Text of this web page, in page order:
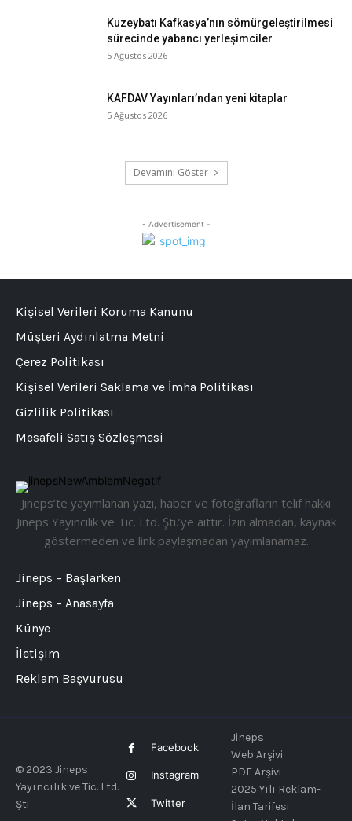
Kuzeybatı Kafkasya’nın sömürgeleştirilmesi
sürecinde yabancı yerleşimciler
5 Ağustos 2026
KAFDAV Yayınları’ndan yeni kitaplar
5 Ağustos 2026
Devamını Göster
- Advertisement -
Jineps’te yayımlanan yazı, haber ve fotoğrafların telif hakkı
Jineps Yayıncılık ve Tic. Ltd. Şti.’ye aittir. İzin almadan, kaynak
göstermeden ve link paylaşmadan yayımlanamaz.
Jineps – Başlarken
Jineps – Anasayfa
Künye
İletişim
Reklam Başvurusu
Kişisel Verileri Koruma Kanunu
Müşteri Aydınlatma Metni
Çerez Politikası
Kişisel Verileri Saklama ve İmha Politikası
Gizlilik Politikası
Mesafeli Satış Sözleşmesi
© 2023 Jineps
Yayıncılık ve Tic. Ltd.
Şti
Facebook
Instagram
Twitter
Jineps
Web Arşivi
PDF Arşivi
2025 Yılı Reklam-
İlan Tarifesi